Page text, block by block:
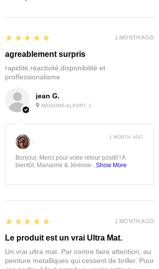
jean G.
MAISONS-ALFORT, J
5
★★★★★
agreablement surpris
rapidité,réactivité,disponibilité et
proffessionalisme
1 MONTH AGO
:
Bonjour, Merci pour votre retour positif ! A
bientôt, Marianne & Jérémie...Show More
1 MONTH AGO
5
★★★★★
Le produit est un vrai Ultra Mat.
Un vrai ultra mat. Par contre faire attention, au
peinture metalliques qui cessent de briller. Pour
1 MONTH AGO